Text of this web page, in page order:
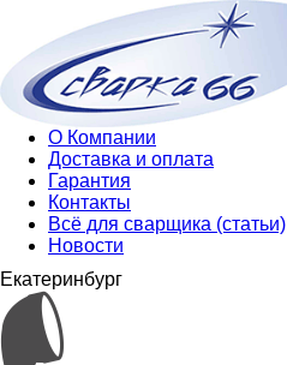
О Компании
Доставка и оплата
Гарантия
Контакты
Всё для сварщика (статьи)
Новости
Екатеринбург